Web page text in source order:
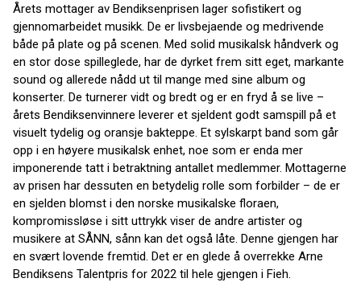
Årets mottager av Bendiksenprisen ­lager sofistikert og
gjennomarbeidet musikk. De er livsbejaende og medrivende
både på plate og på scenen. Med solid musikalsk håndverk og
en stor dose spilleglede, har de dyrket frem sitt eget, markante
sound og allerede nådd ut til mange med sine album og
konserter. De turnerer vidt og bredt og er en fryd å se live –
årets Bendiksenvinnere leverer et sjeldent godt samspill på et
visuelt tydelig og oransje bakteppe. Et sylskarpt band som går
opp i en høyere musikalsk enhet, noe som er enda mer
imponerende tatt i betraktning antallet medlemmer. Mottagerne
av prisen har dessuten en betydelig rolle som forbilder – de er
en sjelden blomst i den norske musikalske floraen,
kompromissløse i sitt uttrykk viser de andre artister og
musikere at SÅNN, sånn kan det også låte. Denne gjengen har
en svært lovende fremtid. Det er en glede å overrekke Arne
Bendiksens Talentpris for 2022 til hele gjengen i Fieh.